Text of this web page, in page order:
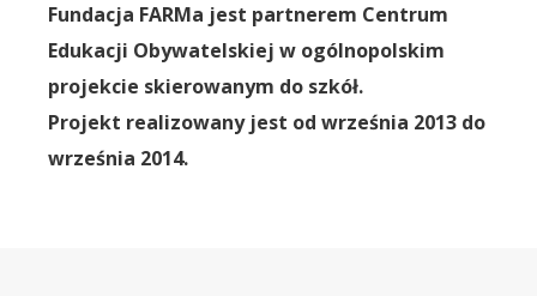
Fundacja FARMa jest partnerem Centrum
Edukacji Obywatelskiej w ogólnopolskim
projekcie skierowanym do szkół.
Projekt realizowany jest od września 2013 do
września 2014.